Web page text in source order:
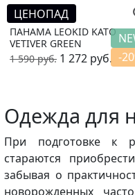
-
ЦЕНОПАД
ПАНАМА LEOKID KATO
VETIVER GREEN
1 590руб. 1 272 руб.
Одежда для
При подготовке к
стараются
забывая о
новорожденных